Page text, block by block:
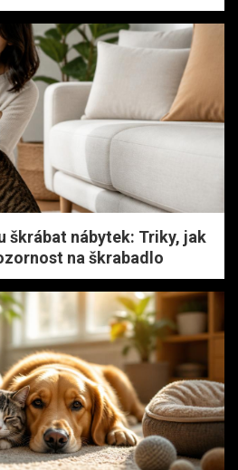
škrábat nábytek: Triky, jak
na škrabadlo